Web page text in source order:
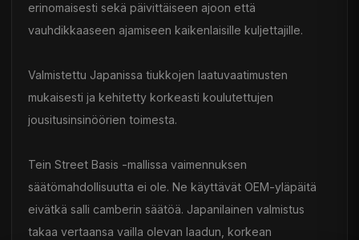
erinomaisesti sekä päivittäiseen ajoon että
vauhdikkaaseen ajamiseen kaikenlaisille kuljettajille.
Valmistettu Japanissa tiukkojen laatuvaatimusten
mukaisesti ja kehitetty korkeasti koulutettujen
jousitusinsinöörien toimesta.
Tein Street Basis -mallissa vaimennuksen
säätömahdollisuutta ei ole. Ne käyttävät OEM-yläpäitä
eivätkä salli camberin säätöä. Japanilainen valmistus
takaa vertaansa vailla olevan laadun, korkean